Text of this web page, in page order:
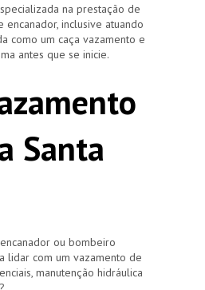
na prestação de
inclusive atuando
como um caça vazamento e
antes que se inicie.
Santa
ou bombeiro
lidar com um vazamento de
manutenção hidráulica